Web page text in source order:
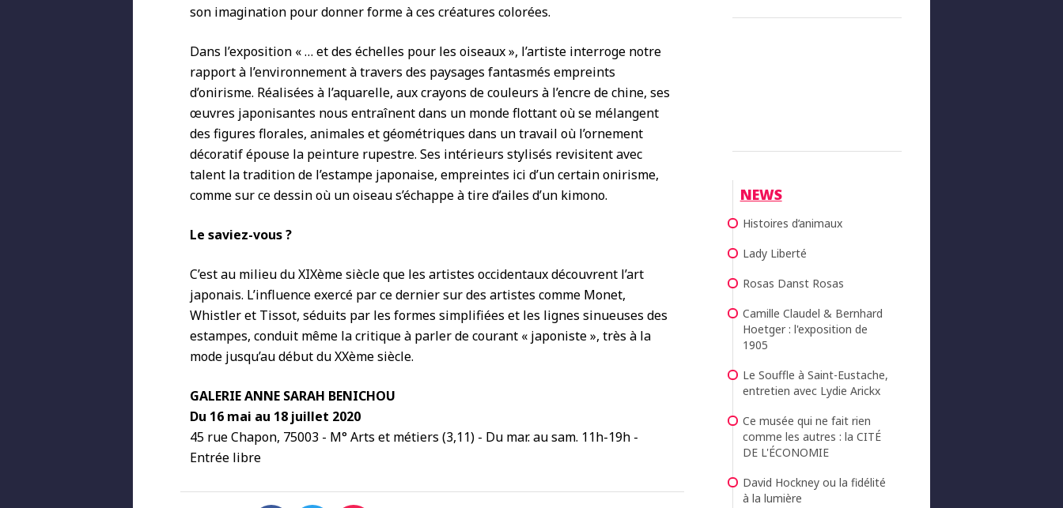
son imagination pour donner forme à ces créatures colorées.
Dans l’exposition « … et des échelles pour les oiseaux », l’artiste interroge notre
rapport à l’environnement à travers des paysages fantasmés empreints
d’onirisme. Réalisées à l’aquarelle, aux crayons de couleurs à l’encre de chine, ses
œuvres japonisantes nous entraînent dans un monde flottant où se mélangent
des figures florales, animales et géométriques dans un travail où l’ornement
décoratif épouse la peinture rupestre. Ses intérieurs stylisés revisitent avec
talent la tradition de l’estampe japonaise, empreintes ici d’un certain onirisme,
comme sur ce dessin où un oiseau s’échappe à tire d’ailes d’un kimono.
Le saviez-vous ?
C’est au milieu du XIXème siècle que les artistes occidentaux découvrent l’art
japonais. L’influence exercé par ce dernier sur des artistes comme Monet,
Whistler et Tissot, séduits par les formes simplifiées et les lignes sinueuses des
estampes, conduit même la critique à parler de courant « japoniste », très à la
mode jusqu’au début du XXème siècle.
GALERIE ANNE SARAH BENICHOU
Du 16 mai au 18 juillet 2020
45 rue Chapon, 75003 - M° Arts et métiers (3,11) - Du mar. au sam. 11h-19h -
Entrée libre
NEWS
Histoires d’animaux
Lady Liberté
Rosas Danst Rosas
Camille Claudel & Bernhard
Hoetger : l'exposition de
1905
Le Souffle à Saint-Eustache,
entretien avec Lydie Arickx
Ce musée qui ne fait rien
comme les autres : la CITÉ
DE L'ÉCONOMIE
David Hockney ou la fidélité
à la lumière